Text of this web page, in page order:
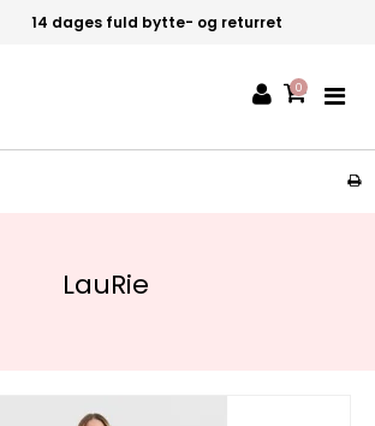
dages fuld bytte- og returret
0
LauRie